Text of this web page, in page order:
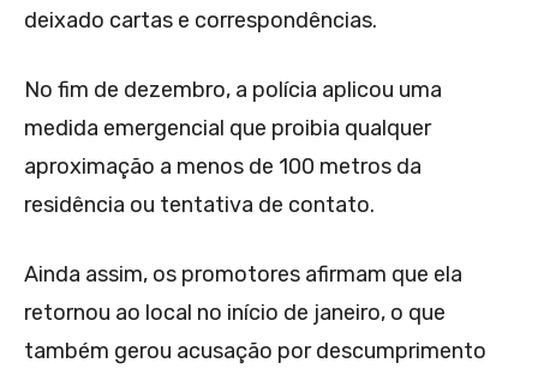
deixado cartas e correspondências.
No fim de dezembro, a polícia aplicou uma
medida emergencial que proibia qualquer
aproximação a menos de 100 metros da
residência ou tentativa de contato.
Ainda assim, os promotores afirmam que ela
retornou ao local no início de janeiro, o que
também gerou acusação por descumprimento